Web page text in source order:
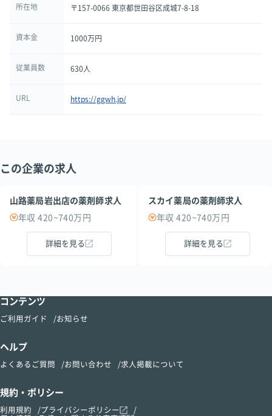
所在地 〒157-0066 東京都世田谷区成城7-8-18
資本金 1000万円
従業員数 630人
URL https://ggwh.jp/
この企業の求人
山路薬局岩出店の薬剤師求人
年収 420~740万円
詳細を見る
スカイ薬局の薬剤師求人
年収 420~740万円
詳細を見る
コンテンツ
ご利用ガイド お知らせ
ヘルプ
よくあるご質問 お問い合わせ 求人掲載について
規約・ポリシー
利用規約
プライバシーポリシー